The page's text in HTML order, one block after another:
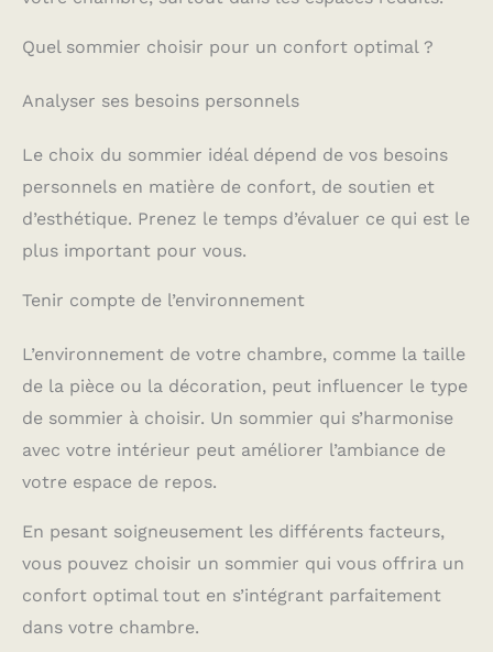
Quel sommier choisir pour un confort optimal ?
Analyser ses besoins personnels
Le choix du sommier idéal dépend de vos besoins
personnels en matière de confort, de soutien et
d’esthétique. Prenez le temps d’évaluer ce qui est le
plus important pour vous.
Tenir compte de l’environnement
L’environnement de votre chambre, comme la taille
de la pièce ou la décoration, peut influencer le type
de sommier à choisir. Un sommier qui s’harmonise
avec votre intérieur peut améliorer l’ambiance de
votre espace de repos.
En pesant soigneusement les différents facteurs,
vous pouvez choisir un sommier qui vous offrira un
confort optimal tout en s’intégrant parfaitement
dans votre chambre.